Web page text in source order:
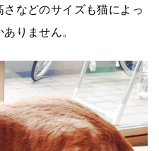
などのサイズも猫によっ
りません。